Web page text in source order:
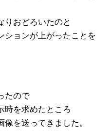
りおどろいたのと
ションが上がったことを
たので
時を求めたところ
を送ってきました。